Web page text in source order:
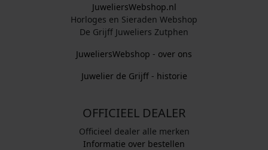
JuweliersWebshop.nl
Horloges en Sieraden Webshop
De Grijff Juweliers Zutphen
JuweliersWebshop - over ons
Juwelier de Grijff - historie
OFFICIEEL DEALER
Officieel dealer alle merken
Informatie over bestellen